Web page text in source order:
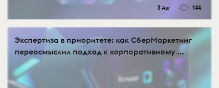
3 Авг 144
Экспертиза в приоритете: как СберМаркетинг
переосмыслил подход к корпоративному ...